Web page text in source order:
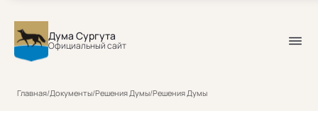
Дума Сургута
Официальный сайт
Главная/Документы/Решения Думы/Решения Думы